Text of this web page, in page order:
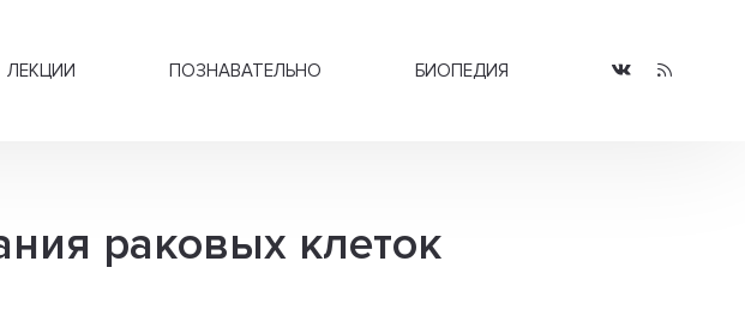
ЛЕКЦИИ ПОЗНАВАТЕЛЬНО БИОПЕДИЯ
раковых клеток